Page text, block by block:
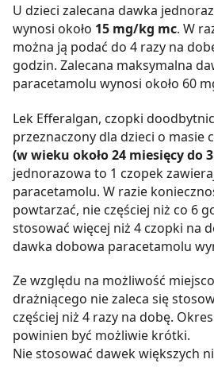
U dzieci zalecana dawka
wynosi około 15 mg/kg mc. W
można ją podać do 4 razy na
godzin. Zalecana maksymalna
paracetamolu wynosi około 60
Lek Efferalgan, czopki
przeznaczony dla dzieci o masie
(w wieku około 24 miesięcy do
jednorazowa to 1 czopek
paracetamolu. W razie
powtarzać, nie częściej niż co 6
stosować więcej niż 4 czopki na
dawka dobowa paracetamolu
Ze względu na możliwość
drażniącego nie zaleca się
częściej niż 4 razy na dobę.
powinien być możliwie krótki.
Nie stosować dawek większych